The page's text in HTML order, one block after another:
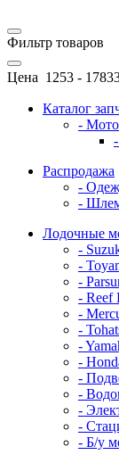
Фильтр товаров
Цена 1253 -
Каталог
-
Распродажа
-
-
Лодочные
-
-
-
- Reef
-
-
-
-
-
-
-
-
- Б/у